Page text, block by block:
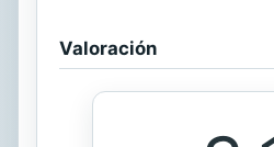
Valoración